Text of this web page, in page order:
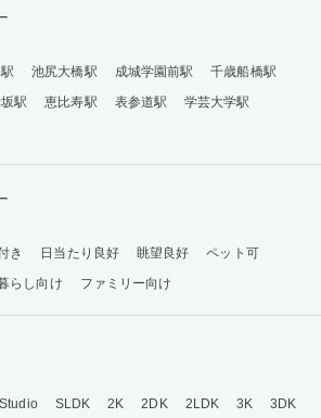
池尻大橋駅 成城学園前駅
千歳船橋駅
駅 恵比寿駅 表参道駅
学芸大学駅
き 日当たり良好 眺望良好
ペット可
らし向け ファミリー向け
Studio SLDK 2K 2DK 2LDK 3K
3DK